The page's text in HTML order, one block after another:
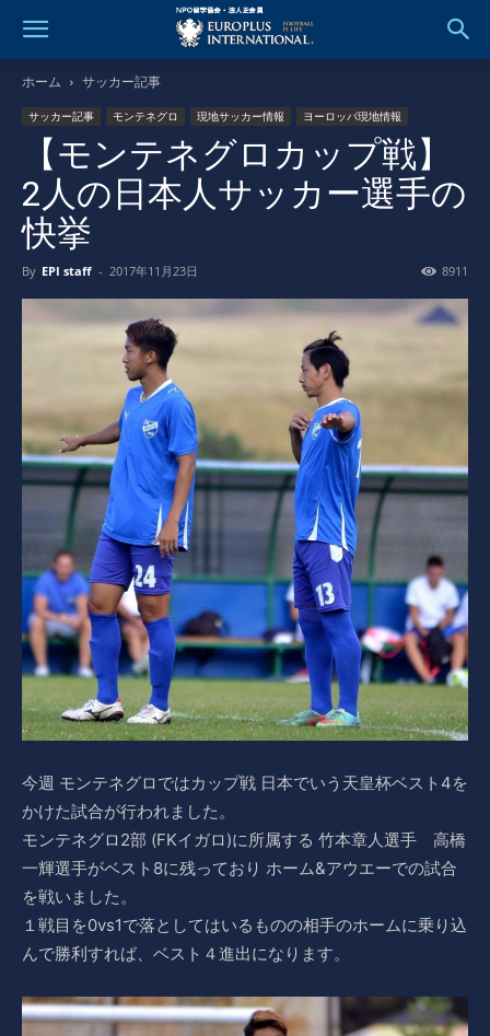
ホーム サッカー記事
サッカー記事 モンテネグロ 現地サッカー情報 ヨーロッパ現地情報
【モンテネグロカップ戦】
2人の日本人サッカー選手の
快挙
By EPI staff - 2017年11月23日 8911
今週 モンテネグロではカップ戦 日本でいう天皇杯ベスト4を
かけた試合が行われました。
モンテネグロ2部 (FKイガロ)に所属する 竹本章人選手 高橋
一輝選手がベスト8に残っており ホーム&アウエーでの試合
を戦いました。
１戦目を0vs1で落としてはいるものの相手のホームに乗り込
んで勝利すれば、ベスト４進出になります。